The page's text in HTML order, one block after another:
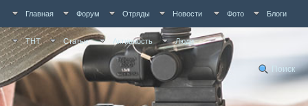
Главная Форум Отряды Новости Фото Блоги
ТНТ Статьи Активность Люди
Поиск